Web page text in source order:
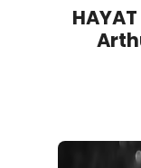
HAYAT